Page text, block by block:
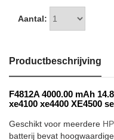
Aantal:
Productbeschrijving
F4812A 4000.00 mAh
xe4100 xe4400 XE4500
Geschikt voor meerdere
batterij bevat